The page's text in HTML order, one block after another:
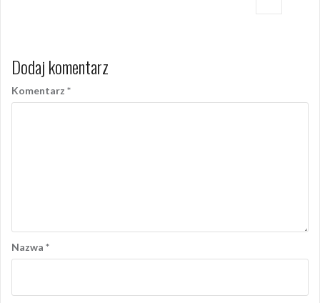
Dodaj komentarz
Komentarz *
Nazwa *